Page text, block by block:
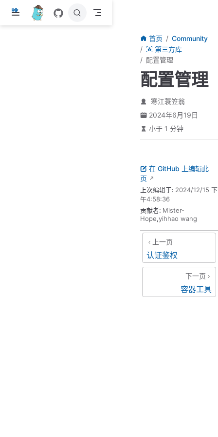
跳
首页
Community
第三方库
配置管理
配置管理
寒江蓑笠翁
2024年6月19日
小于 1 分钟
在 GitHub 上编辑此
页
上次编辑于: 2024/12/15 下
午4:58:36
贡献者: Mister-
Hope,yihhao wang
上一页
认证鉴权
下一页
容器工具